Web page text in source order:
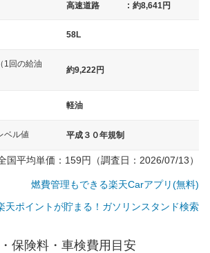
高速道路
: 約8,641円
58L
1回の給油
約9,222円
軽油
ベル値 平成３０年規制
国平均単価：159円（調査日：2026/07/13）
燃費管理もできる楽天Carアプリ(無料)
天ポイントが貯まる！ガソリンスタンド検索
保険料・車検費用目安